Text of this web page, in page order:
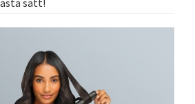
sätt!